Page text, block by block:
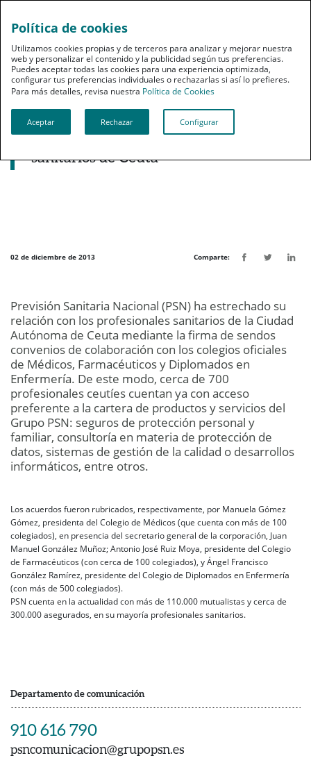
Noticias destacadas
PSN se afianza entre los profesionales
sanitarios de Ceuta
02 de diciembre de 2013 Comparte:
Previsión Sanitaria Nacional (PSN) ha estrechado su
relación con los profesionales sanitarios de la Ciudad
Autónoma de Ceuta mediante la firma de sendos
convenios de colaboración con los colegios oficiales
de Médicos, Farmacéuticos y Diplomados en
Enfermería. De este modo, cerca de 700
profesionales ceutíes cuentan ya con acceso
preferente a la cartera de productos y servicios del
Grupo PSN: seguros de protección personal y
familiar, consultoría en materia de protección de
datos, sistemas de gestión de la calidad o desarrollos
informáticos, entre otros.
Los acuerdos fueron rubricados, respectivamente, por Manuela Gómez
Gómez, presidenta del Colegio de Médicos (que cuenta con más de 100
colegiados), en presencia del secretario general de la corporación, Juan
Manuel González Muñoz; Antonio José Ruiz Moya, presidente del Colegio
de Farmacéuticos (con cerca de 100 colegiados), y Ángel Francisco
González Ramírez, presidente del Colegio de Diplomados en Enfermería
(con más de 500 colegiados).
PSN cuenta en la actualidad con más de 110.000 mutualistas y cerca de
300.000 asegurados, en su mayoría profesionales sanitarios.
Departamento de comunicación
910 616 790
psncomunicacion@grupopsn.es
Política de cookies
Utilizamos cookies propias y de terceros para analizar y mejorar nuestra
web y personalizar el contenido y la publicidad según tus preferencias.
Puedes aceptar todas las cookies para una experiencia optimizada,
configurar tus preferencias individuales o rechazarlas si así lo prefieres.
Para más detalles, revisa nuestra Política de Cookies
Aceptar Rechazar Configurar